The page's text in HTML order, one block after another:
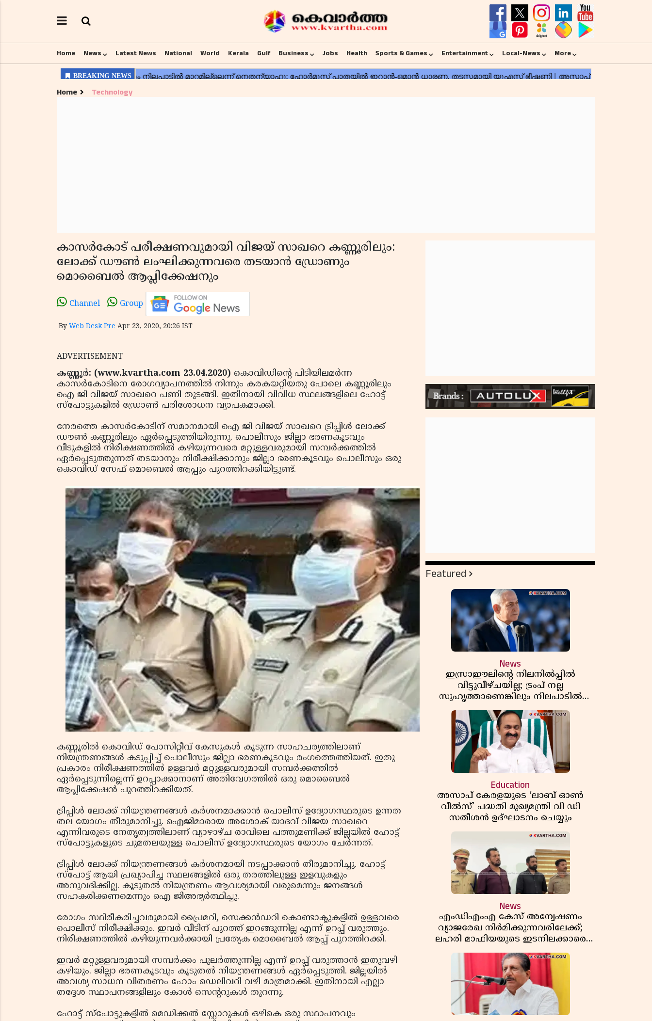
Home News Latest News National World Kerala Gulf Business Jobs Health Sports & Games Entertainment Local-News More
Home Technology
കാസര്‍കോട് പരീക്ഷണവുമായി വിജയ് സാഖറെ കണ്ണൂരിലും:
ലോക്ക് ഡൗണ്‍ ലംഘിക്കുന്നവരെ തടയാന്‍ ഡ്രോണും
മൊബൈല്‍ ആപ്ലിക്കേഷനും
Channel Group
By Web Desk Pre Apr 23, 2020, 20:26 IST
ADVERTISEMENT
കണ്ണൂര്‍: (www.kvartha.com 23.04.2020) കൊവിഡിന്റെ പിടിയിലമര്‍ന്ന
കാസര്‍കോടിനെ രോഗവ്യാപനത്തില്‍ നിന്നും കരകയറ്റിയതു പോലെ കണ്ണൂരിലും
ഐ ജി വിജയ് സാഖറെ പണി തുടങ്ങി. ഇതിനായി വിവിധ സ്ഥലങ്ങളിലെ ഹോട്ട്
സ്‌പോട്ടുകളില്‍ ഡ്രോണ്‍ പരിശോധന വ്യാപകമാക്കി.
നേരത്തെ കാസര്‍കോടിന് സമാനമായി ഐ ജി വിജയ് സാഖറെ ട്രിപ്പിള്‍ ലോക്ക്
ഡൗണ്‍ കണ്ണൂരിലും ഏര്‍പ്പെടുത്തിയിരുന്നു. പൊലീസും ജില്ലാ ഭരണകൂടവും
വീടുകളില്‍ നിരീക്ഷണത്തില്‍ കഴിയുന്നവരെ മറ്റുള്ളവരുമായി സമ്പര്‍ക്കത്തില്‍
ഏര്‍പ്പെടുത്തുന്നത് തടയാനും നിരീക്ഷിക്കാനും ജില്ലാ ഭരണകൂടവും പൊലീസും ഒരു
കൊവിഡ് സേഫ് മൊബെല്‍ ആപ്പും പുറത്തിറക്കിയിട്ടുണ്ട്.
കണ്ണൂരില്‍ കൊവിഡ് പോസിറ്റീവ് കേസുകള്‍ കൂടുന്ന സാഹചര്യത്തിലാണ്
നിയന്ത്രണങ്ങള്‍ കടുപ്പിച്ച് പൊലീസും ജില്ലാ ഭരണകൂടവും രംഗത്തെത്തിയത്. ഇതു
പ്രകാരം നിരീക്ഷണത്തില്‍ ഉള്ളവര്‍ മറ്റുള്ളവരുമായി സമ്പര്‍ക്കത്തില്‍
ഏര്‍പ്പെടുന്നില്ലെന്ന് ഉറപ്പാക്കാനാണ് അതിവേഗത്തില്‍ ഒരു മൊബൈല്‍
ആപ്ലിക്കേഷന്‍ പുറത്തിറക്കിയത്.
ട്രിപ്പിള്‍ ലോക്ക് നിയന്ത്രണങ്ങള്‍ കര്‍ശനമാക്കാന്‍ പൊലീസ് ഉദ്യോഗസ്ഥരുടെ ഉന്നത
തല യോഗം തീരുമാനിച്ചു. ഐജിമാരായ അശോക് യാദവ് വിജയ സാഖറെ
എന്നിവരുടെ നേതൃത്വത്തിലാണ് വ്യാഴാഴ്ച രാവിലെ പത്തുമണിക്ക് ജില്ലയില്‍ ഹോട്ട്
സ്‌പോട്ടുകളുടെ ചുമതലയുള്ള പൊലീസ് ഉദ്യോഗസ്ഥരുടെ യോഗം ചേര്‍ന്നത്.
ട്രിപ്പിള്‍ ലോക്ക് നിയന്ത്രണങ്ങള്‍ കര്‍ശനമായി നടപ്പാക്കാന്‍ തീരുമാനിച്ചു. ഹോട്ട്
സ്‌പോട്ട് ആയി പ്രഖ്യാപിച്ച സ്ഥലങ്ങളില്‍ ഒരു തരത്തിലുള്ള ഇളവുകളും
അനുവദിക്കില്ല. കൂടുതല്‍ നിയന്ത്രണം ആവശ്യമായി വരുമെന്നും ജനങ്ങള്‍
സഹകരിക്കണമെന്നും ഐ ജിഅഭ്യര്‍ത്ഥിച്ചു.
രോഗം സ്ഥിരീകരിച്ചവരുമായി പ്രൈമറി, സെക്കന്‍ഡറി കൊണ്ടാക്ടുകളില്‍ ഉള്ളവരെ
പൊലീസ് നിരീക്ഷിക്കും. ഇവര്‍ വീടിന് പുറത്ത് ഇറങ്ങുന്നില്ല എന്ന് ഉറപ്പ് വരുത്തും.
നിരീക്ഷണത്തില്‍ കഴിയുന്നവര്‍ക്കായി പ്രത്യേക മൊബൈല്‍ ആപ്പ് പുറത്തിറക്കി.
ഇവര്‍ മറ്റുള്ളവരുമായി സമ്പര്‍ക്കം പുലര്‍ത്തുന്നില്ല എന്ന് ഉറപ്പ് വരുത്താന്‍ ഇതുവഴി
കഴിയും. ജില്ലാ ഭരണകൂടവും കൂടുതല്‍ നിയന്ത്രണങ്ങള്‍ ഏര്‍പ്പെടുത്തി. ജില്ലയില്‍
അവശ്യ സാധന വിതരണം ഹോം ഡെലിവറി വഴി മാത്രമാക്കി. ഇതിനായി എല്ലാ
തദ്ദേശ സ്ഥാപനങ്ങളിലും കോള്‍ സെന്ററുകള്‍ തുറന്നു.
ഹോട്ട് സ്‌പോട്ടുകളില്‍ മെഡിക്കല്‍ സ്റ്റോറുകള്‍ ഒഴികെ ഒരു സ്ഥാപനവും
Featured
News
ഇസ്രാഈലിന്റെ നിലനിൽപ്പിൽ
വിട്ടുവീഴ്ചയില്ല; ട്രംപ് നല്ല
സുഹൃത്താണെങ്കിലും നിലപാടിൽ
മാറ്റമില്ലെന്ന് നെതന്യാഹു; ഹോർമുസ്
പാതയിൽ ഇറാൻ-ഒമാൻ ധാരണ,
തടസ്സമായി യുഎസ് ഭീഷണി
Education
അസാപ് കേരളയുടെ ‘ലാബ് ഓൺ
വീൽസ്’ പദ്ധതി മുഖ്യമന്ത്രി വി ഡി
സതീശൻ ഉദ്ഘാടനം ചെയ്യും
News
എംഡിഎംഎ കേസ് അന്വേഷണം
വ്യാജരേഖ നിർമിക്കുന്നവരിലേക്ക്;
ലഹരി മാഫിയയുടെ ഇടനിലക്കാരെ
കുടുക്കി കണ്ണൂർ സിറ്റി പൊലീസ്